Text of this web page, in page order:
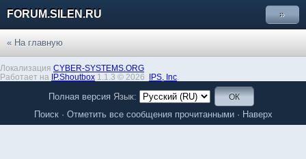
FORUM.SILEN.RU »
« На главную
Локализация CYBER-SYSTEMS.ORG
Работает на IP.Shoutbox 1.1.3 © 2026 IPS, Inc
Полная версия Язык:
Поиск· Отметить все сообщения прочитанными· Наверх